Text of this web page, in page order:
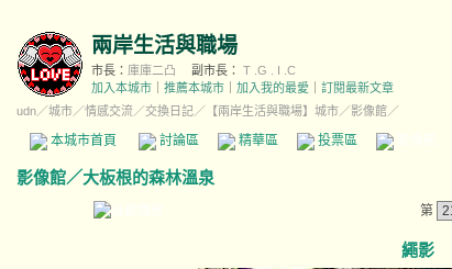
兩岸生活與職場
市長： 庫庫二凸 副市長： T .G . I .C
加入本城市
推薦本城市 加入我的最愛
訂閱最新文章
udn／城市／情感交流／交換日記／ 【兩岸生活與職場】城市／影像館／
本城市首頁 討論區 精華區 投票區 影像館
影像館／大板根的森林溫泉
第
繩影